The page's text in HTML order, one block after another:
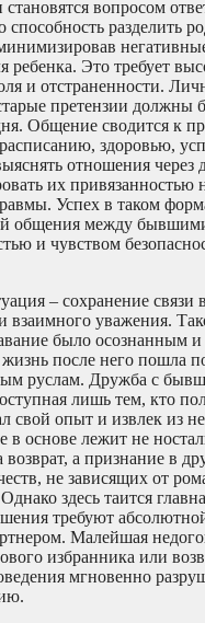
вопросом
способность разделить
ребенка. Это требует
и отстраненности.
претензии должны
Общение сводится к
здоровью,
отношения через
их привязанностью
Успех в таком
общения между
и чувством
– сохранение связи
взаимного уважения.
было осознанным и
после него пошла
руслам. Дружба с
лишь тем, кто
свой опыт и извлек из
в основе лежит не
возврат, а признание в
не зависящих от
здесь таится
требуют
Малейшая
избранника или
мгновенно